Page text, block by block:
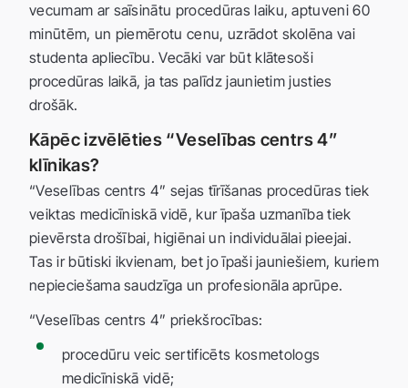
vecumam ar saīsinātu procedūras laiku, aptuveni 60
minūtēm, un piemērotu cenu, uzrādot skolēna vai
studenta apliecību. Vecāki var būt klātesoši
procedūras laikā, ja tas palīdz jaunietim justies
drošāk.
Kāpēc izvēlēties “Veselības centrs 4”
klīnikas?
“Veselības centrs 4” sejas tīrīšanas procedūras tiek
veiktas medicīniskā vidē, kur īpaša uzmanība tiek
pievērsta drošībai, higiēnai un individuālai pieejai.
Tas ir būtiski ikvienam, bet jo īpaši jauniešiem, kuriem
nepieciešama saudzīga un profesionāla aprūpe.
“Veselības centrs 4” priekšrocības:
procedūru veic sertificēts kosmetologs
medicīniskā vidē;